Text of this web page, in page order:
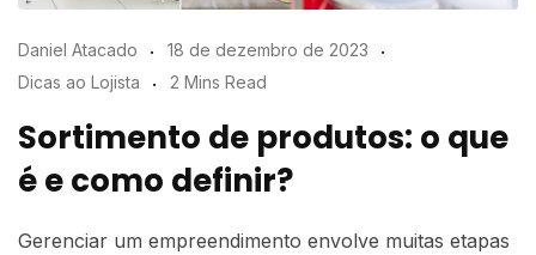
Daniel Atacado
18 de dezembro de 2023
Dicas ao Lojista
2 Mins Read
Sortimento de produtos: o que
é e como definir?
Gerenciar um empreendimento envolve muitas etapas